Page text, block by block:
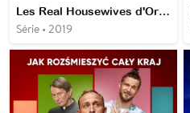
Les Real Housewives d'Orange County
Série • 2019